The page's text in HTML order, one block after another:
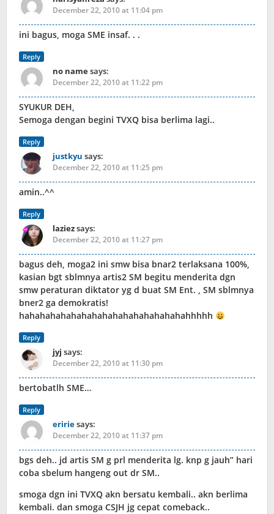
December 22, 2010 at 11:04 pm
ini bagus, moga SME insaf. . .
Reply
no namesays:
December 22, 2010 at 11:22 pm
SYUKUR DEH,
Semoga dengan begini TVXQ bisa berlima lagi..
Reply
justkyu says:
December 22, 2010 at 11:25 pm
amin..^^
Reply
laziezsays:
December 22, 2010 at 11:27 pm
bagus deh, moga2 ini smw bisa bnar2 terlaksana 100%,
kasian bgt sblmnya artis2 SM begitu menderita dgn
smw peraturan diktator yg d buat SM Ent. , SM sblmnya
bner2 ga demokratis!
hahahahahahahahahahahahahahahahahhhhh
Reply
jyj says:
December 22, 2010 at 11:30 pm
bertobatlh SME…
Reply
eririesays:
December 22, 2010 at 11:37 pm
bgs deh.. jd artis SM g prl menderita lg. knp g jauh” hari
coba sbelum hangeng out dr SM..
smoga dgn ini TVXQ akn bersatu kembali.. akn berlima
kembali. dan smoga CSJH jg cepat comeback..